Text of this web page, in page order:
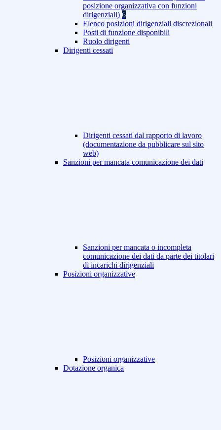
posizione organizzativa con funzioni
dirigenziali) 6
Elenco posizioni dirigenziali discrezionali
Posti di funzione disponibili
Ruolo dirigenti
Dirigenti cessati
Dirigenti cessati dal rapporto di lavoro
(documentazione da pubblicare sul sito
web)
Sanzioni per mancata comunicazione dei dati
Sanzioni per mancata o incompleta
comunicazione dei dati da parte dei titolari
di incarichi dirigenziali
Posizioni organizzative
Posizioni organizzative
Dotazione organica